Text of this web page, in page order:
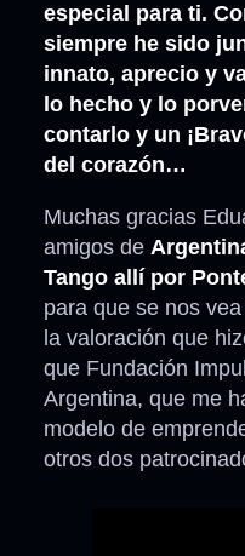
especial para ti.
siempre he sido
innato, aprecio y
lo hecho y lo
contarlo y un
del corazón…
Muchas gracias
amigos de
Tango allí por
para que se nos
la valoración que
que Fundación
Argentina, que me
modelo de
otros dos